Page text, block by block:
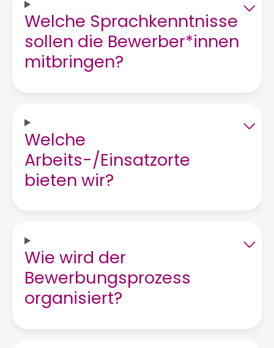
Welche Sprachkenntnisse
sollen die Bewerber*innen
mitbringen?
Welche
Arbeits-/Einsatzorte
bieten wir?
Wie wird der
Bewerbungsprozess
organisiert?